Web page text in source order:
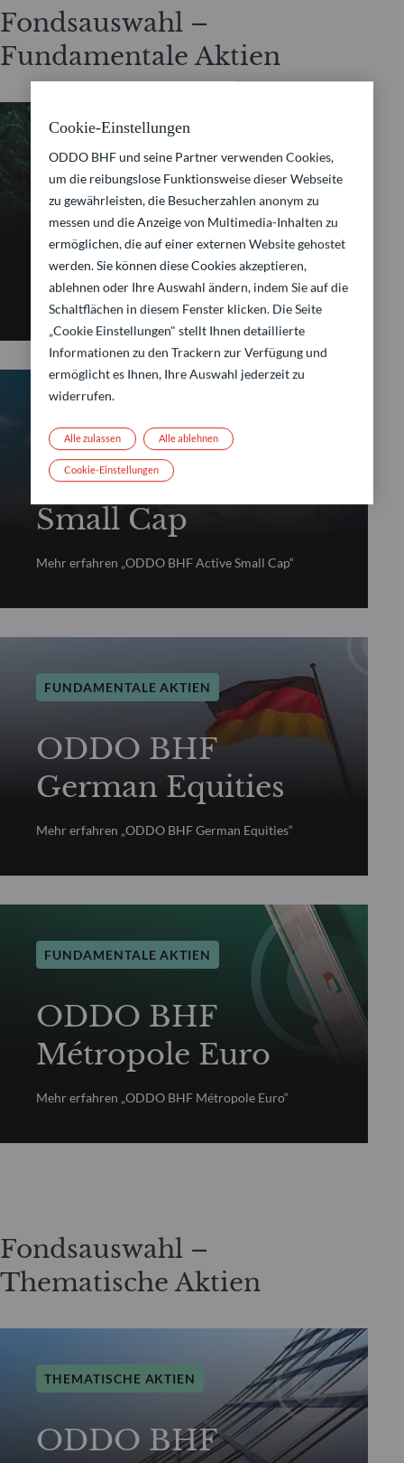
Fondsauswahl –
Fundamentale Aktien
FUNDAMENTALE AKTIEN
ODDO BHF Avenir
Europe
Mehr erfahren „ODDO BHF Avenir Europe“
ODDO BHF Active
Small Cap
Mehr erfahren „ODDO BHF Active Small Cap“
FUNDAMENTALE AKTIEN
ODDO BHF
German Equities
Mehr erfahren „ODDO BHF German Equities“
FUNDAMENTALE AKTIEN
ODDO BHF
Métropole Euro
Mehr erfahren „ODDO BHF Métropole Euro“
Fondsauswahl –
Thematische Aktien
THEMATISCHE AKTIEN
ODDO BHF
Cookie-Einstellungen
ODDO BHF und seine Partner verwenden Cookies,
um die reibungslose Funktionsweise dieser Webseite
zu gewährleisten, die Besucherzahlen anonym zu
messen und die Anzeige von Multimedia-Inhalten zu
ermöglichen, die auf einer externen Website gehostet
werden. Sie können diese Cookies akzeptieren,
ablehnen oder Ihre Auswahl ändern, indem Sie auf die
Schaltflächen in diesem Fenster klicken. Die Seite
„Cookie Einstellungen" stellt Ihnen detaillierte
Informationen zu den Trackern zur Verfügung und
ermöglicht es Ihnen, Ihre Auswahl jederzeit zu
widerrufen.
Alle ablehnen
Alle zulassen
Cookie-Einstellungen